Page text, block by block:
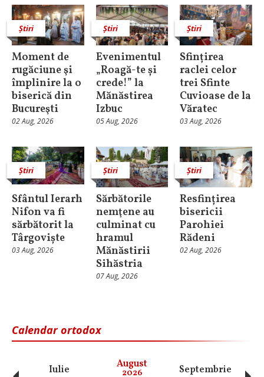
Știri
Moment de
rugăciune şi
împlinire la o
biserică din
Bucureşti
02 Aug, 2026
Știri
Evenimentul
„Roagă-te și
crede!” la
Mănăstirea
Izbuc
05 Aug, 2026
Știri
Sfințirea
raclei celor
trei Sfinte
Cuvioase de la
Văratec
03 Aug, 2026
Știri
Sfântul Ierarh
Nifon va fi
sărbătorit la
Târgoviște
03 Aug, 2026
Știri
Sărbătorile
nemţene au
culminat cu
hramul
Mănăstirii
Sihăstria
07 Aug, 2026
Știri
Resfințirea
bisericii
Parohiei
Rădeni
02 Aug, 2026
Calendar ortodox
Iulie August
2026 Septembrie